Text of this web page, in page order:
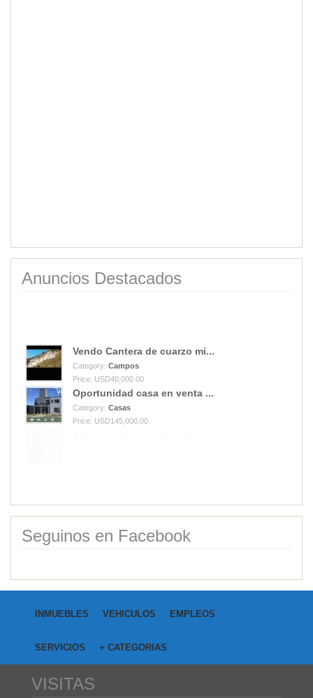
Anuncios Destacados
Oportunidad casa en venta ...
Category: Casas
Price: USD145,000.00
Alquiler duplex 2 dormitor...
Category: Casas
Price: $850,000.00
Seguinos en Facebook
INMUEBLES VEHICULOS EMPLEOS
SERVICIOS + CATEGORIAS
VISITAS